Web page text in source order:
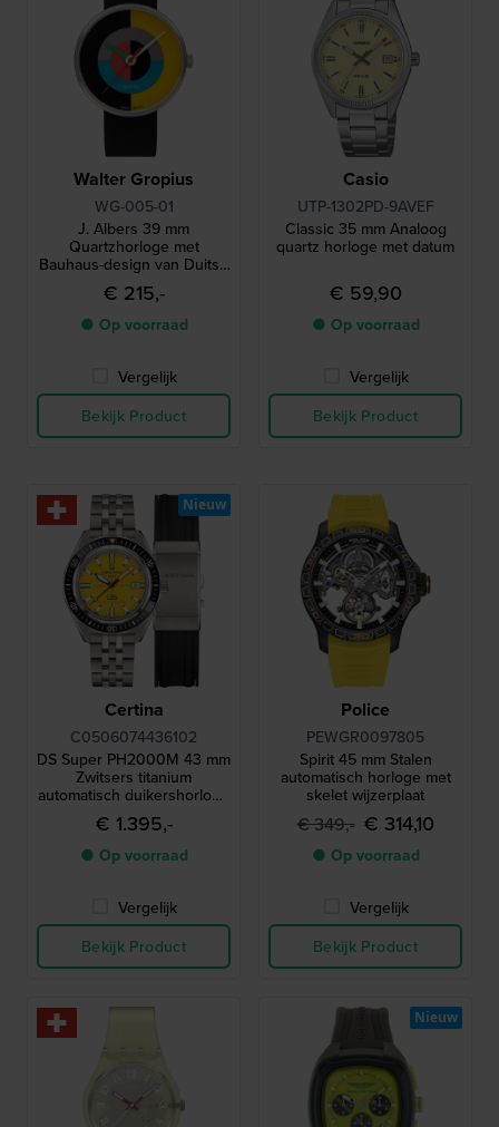
Walter Gropius
WG-005-01
J. Albers 39 mm
Quartzhorloge met
Bauhaus-design van Duitse
makelij
€ 215,-
● Op voorraad
Vergelijk
Bekijk Product
Casio
UTP-1302PD-9AVEF
Classic 35 mm Analoog
quartz horloge met datum
€ 59,90
● Op voorraad
Vergelijk
Bekijk Product
Certina
C0506074436102
DS Super PH2000M 43 mm
Zwitsers titanium
automatisch duikershorloge
met een waterdichtheid van
200 ATM en een extra
rubberen band
€ 1.395,-
● Op voorraad
Vergelijk
Bekijk Product
Nieuw
Police
PEWGR0097805
Spirit 45 mm Stalen
automatisch horloge met
skelet wijzerplaat
€ 349,- € 314,10
● Op voorraad
Vergelijk
Bekijk Product
Nieuw